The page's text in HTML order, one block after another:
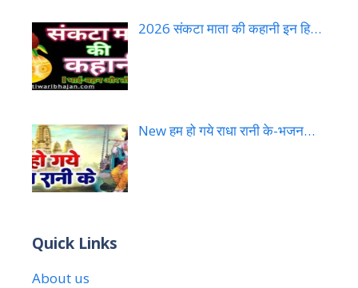
2026 संकटा माता की कहानी इन हि…
New हम हो गये राधा रानी के-भजन…
Quick Links
About us